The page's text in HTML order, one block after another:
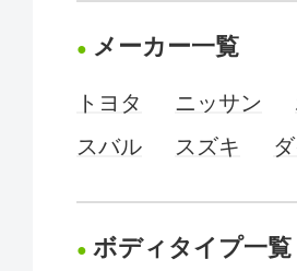
メーカー一覧
トヨタ ニッサン
スバル
スズキ
ボディタイプ一覧